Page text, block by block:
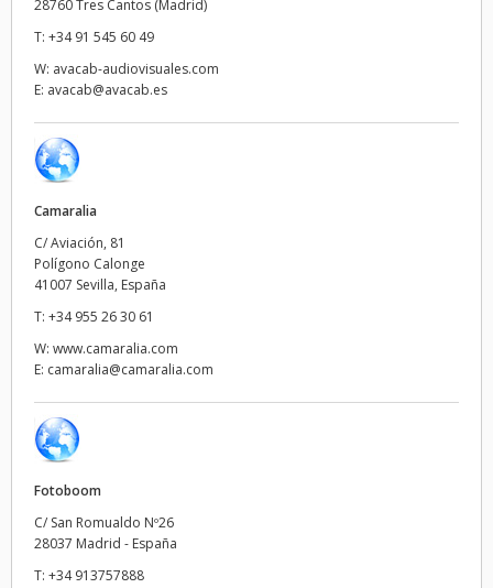
Malaysia
New Zealand
Portugal
Singapore
Turkey
UAE
28760 Tres Cantos (Madrid)
T: +34 91 545 60 49
W: avacab-audiovisuales.com
E: avacab@avacab.es
Camaralia
C/ Aviación, 81
Polígono Calonge
41007 Sevilla, España
T: +34 955 26 30 61
W: www.camaralia.com
E: camaralia@camaralia.com
Fotoboom
C/ San Romualdo Nº26
28037 Madrid - España
T: +34 913757888